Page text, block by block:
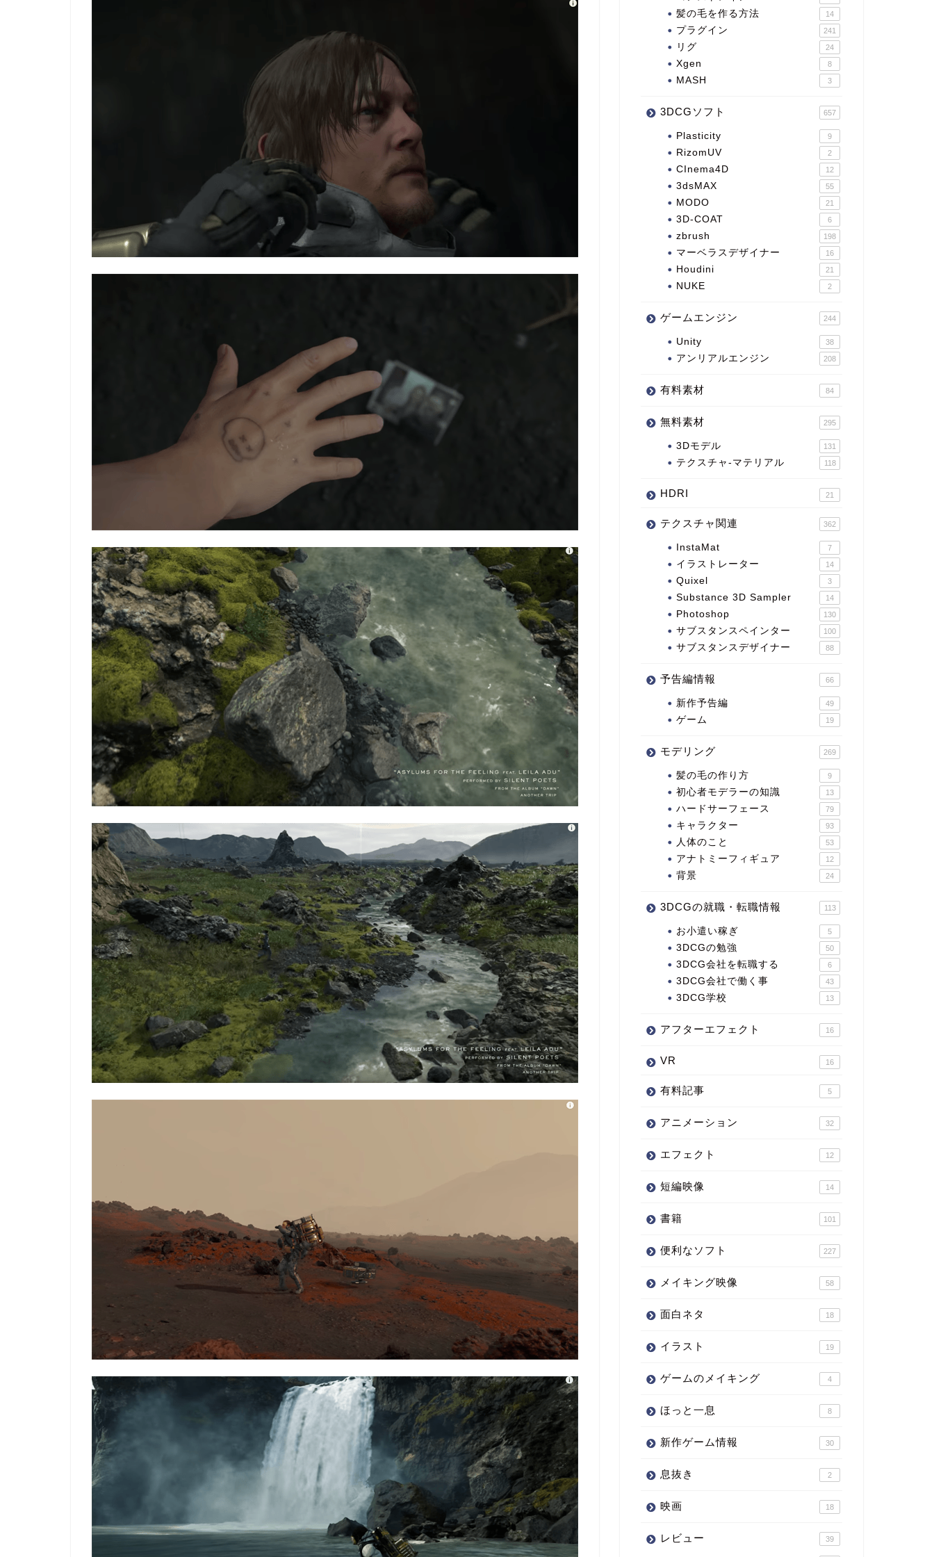
髪の毛を作る方法 14
プラグイン 241
リグ 24
Xgen 8
MASH 3
3DCGソフト 657
Plasticity 9
RizomUV 2
CInema4D 12
3dsMAX 55
MODO 21
3D-COAT 6
zbrush 198
マーベラスデザイナー 16
Houdini 21
NUKE 2
ゲームエンジン 244
Unity 38
アンリアルエンジン 208
有料素材 84
無料素材 295
3Dモデル 131
テクスチャ-マテリアル 118
HDRI 21
テクスチャ関連 362
InstaMat 7
イラストレーター 14
Quixel 3
Substance 3D Sampler 14
Photoshop 130
サブスタンスペインター 100
サブスタンスデザイナー 88
予告編情報 66
新作予告編 49
ゲーム 19
モデリング 269
髪の毛の作り方 9
初心者モデラーの知識 13
ハードサーフェース 79
キャラクター 93
人体のこと 53
アナトミーフィギュア 12
背景 24
3DCGの就職・転職情報 113
お小遣い稼ぎ 5
3DCGの勉強 50
3DCG会社を転職する 6
3DCG会社で働く事 43
3DCG学校 13
アフターエフェクト 16
VR 16
有料記事 5
アニメーション 32
エフェクト 12
短編映像 14
書籍 101
便利なソフト 227
メイキング映像 58
面白ネタ 18
イラスト 19
ゲームのメイキング 4
ほっと一息 8
新作ゲーム情報 30
息抜き 2
映画 18
レビュー 39